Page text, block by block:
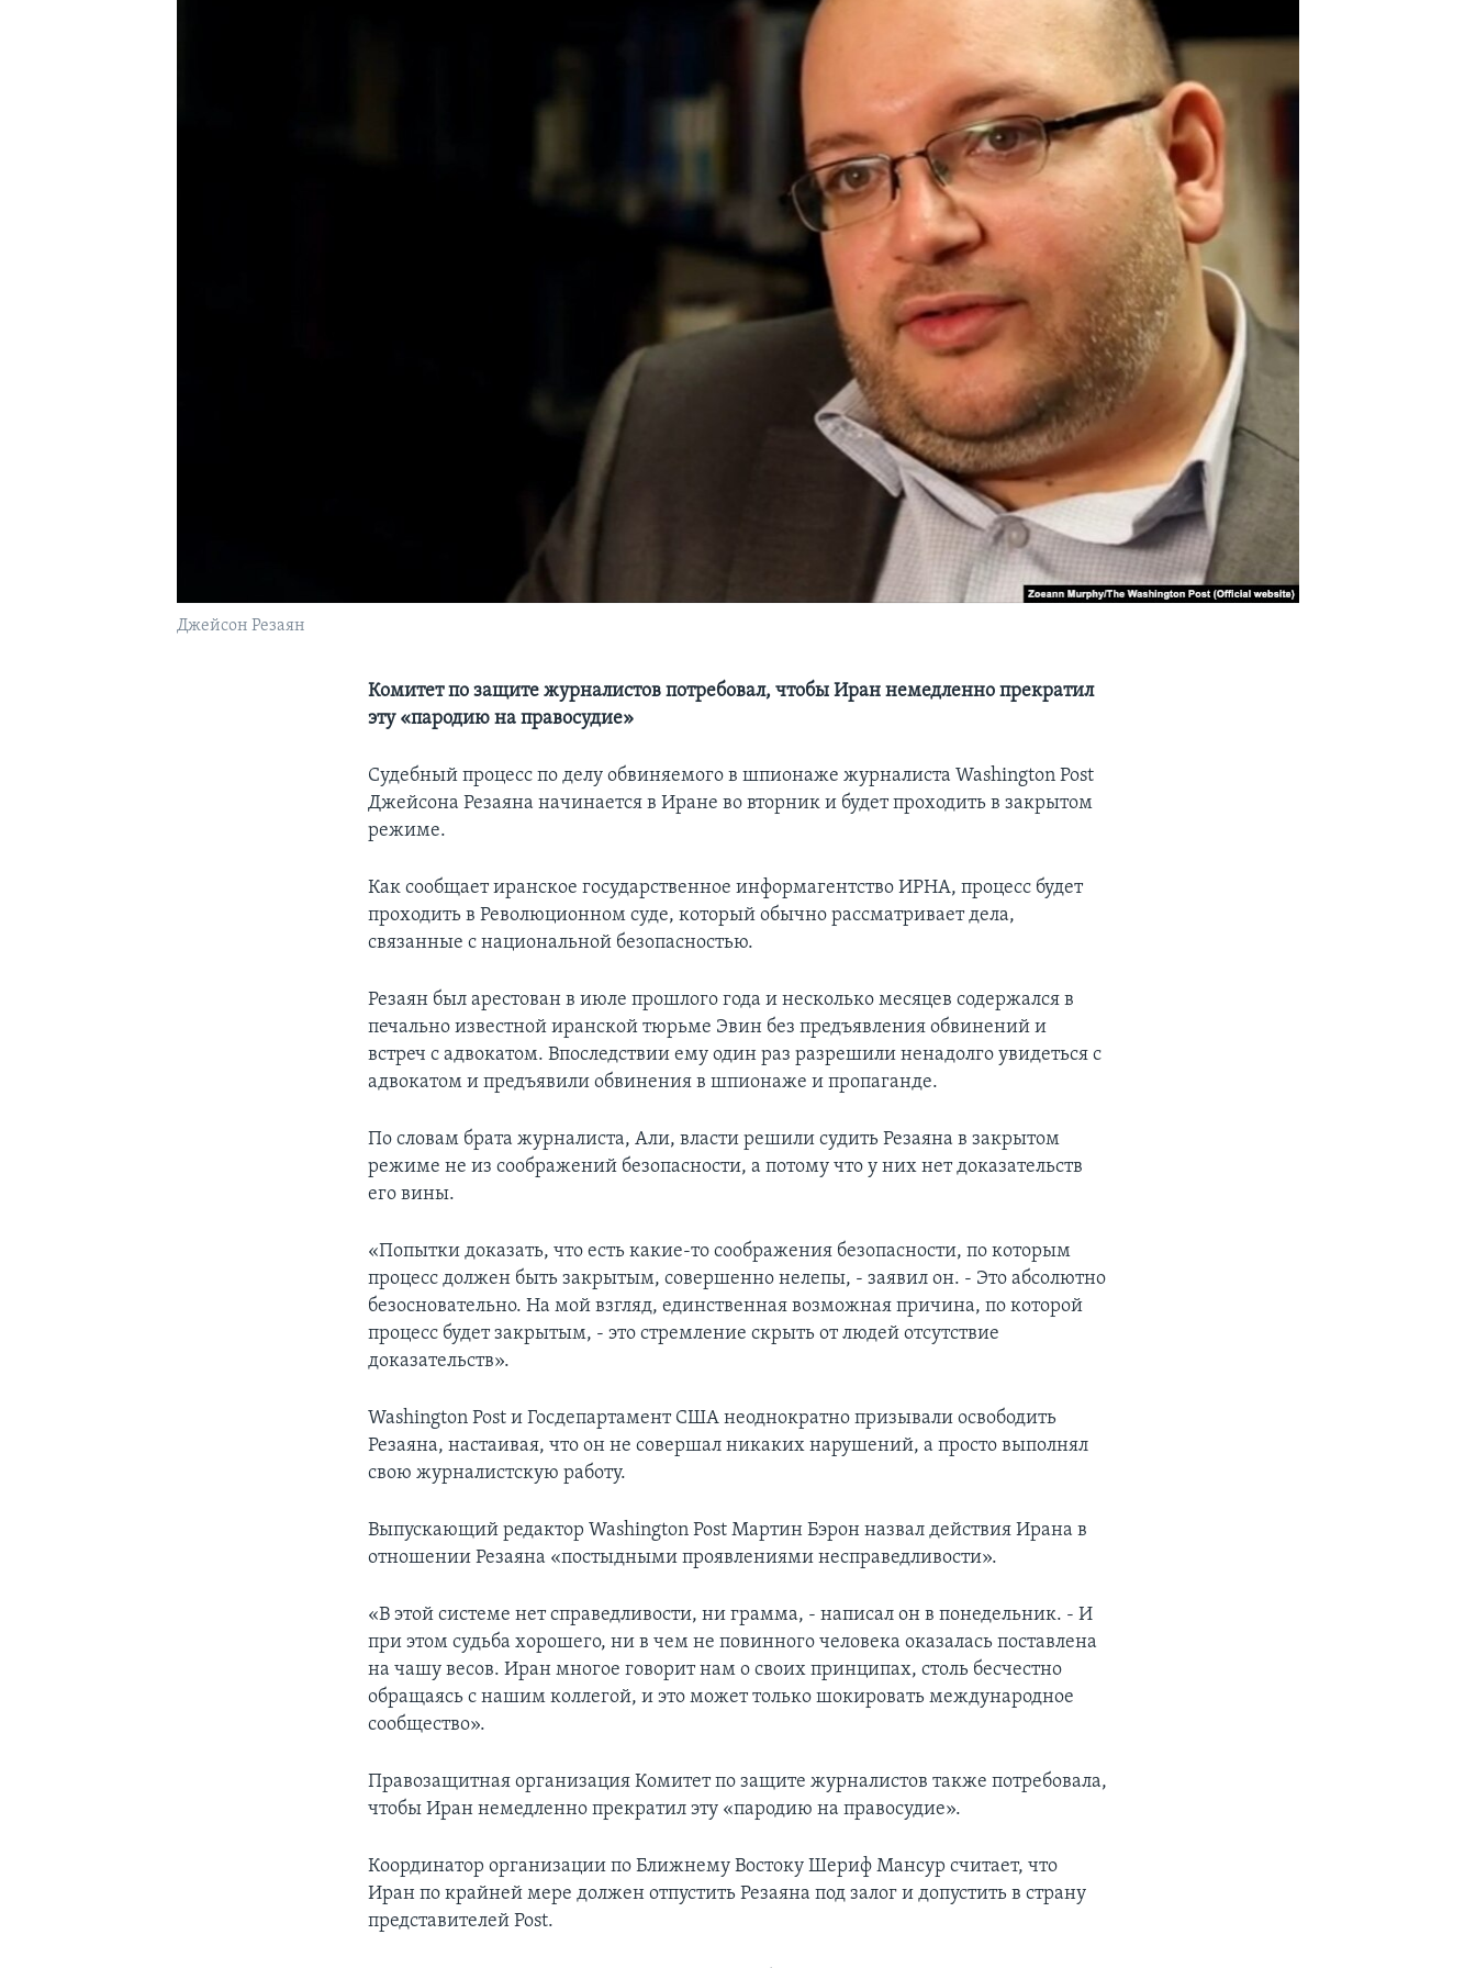
Джейсон Резаян
Комитет по защите журналистов потребовал, чтобы Иран немедленно прекратил
эту «пародию на правосудие»
Судебный процесс по делу обвиняемого в шпионаже журналиста Washington Post
Джейсона Резаяна начинается в Иране во вторник и будет проходить в закрытом
режиме.
Как сообщает иранское государственное информагентство ИРНА, процесс будет
проходить в Революционном суде, который обычно рассматривает дела,
связанные с национальной безопасностью.
Резаян был арестован в июле прошлого года и несколько месяцев содержался в
печально известной иранской тюрьме Эвин без предъявления обвинений и
встреч с адвокатом. Впоследствии ему один раз разрешили ненадолго увидеться с
адвокатом и предъявили обвинения в шпионаже и пропаганде.
По словам брата журналиста, Али, власти решили судить Резаяна в закрытом
режиме не из соображений безопасности, а потому что у них нет доказательств
его вины.
«Попытки доказать, что есть какие-то соображения безопасности, по которым
процесс должен быть закрытым, совершенно нелепы, - заявил он. - Это абсолютно
безосновательно. На мой взгляд, единственная возможная причина, по которой
процесс будет закрытым, - это стремление скрыть от людей отсутствие
доказательств».
Washington Post и Госдепартамент США неоднократно призывали освободить
Резаяна, настаивая, что он не совершал никаких нарушений, а просто выполнял
свою журналистскую работу.
Выпускающий редактор Washington Post Мартин Бэрон назвал действия Ирана в
отношении Резаяна «постыдными проявлениями несправедливости».
«В этой системе нет справедливости, ни грамма, - написал он в понедельник. - И
при этом судьба хорошего, ни в чем не повинного человека оказалась поставлена
на чашу весов. Иран многое говорит нам о своих принципах, столь бесчестно
обращаясь с нашим коллегой, и это может только шокировать международное
сообщество».
Правозащитная организация Комитет по защите журналистов также потребовала,
чтобы Иран немедленно прекратил эту «пародию на правосудие».
Координатор организации по Ближнему Востоку Шериф Мансур считает, что
Иран по крайней мере должен отпустить Резаяна под залог и допустить в страну
представителей Post.